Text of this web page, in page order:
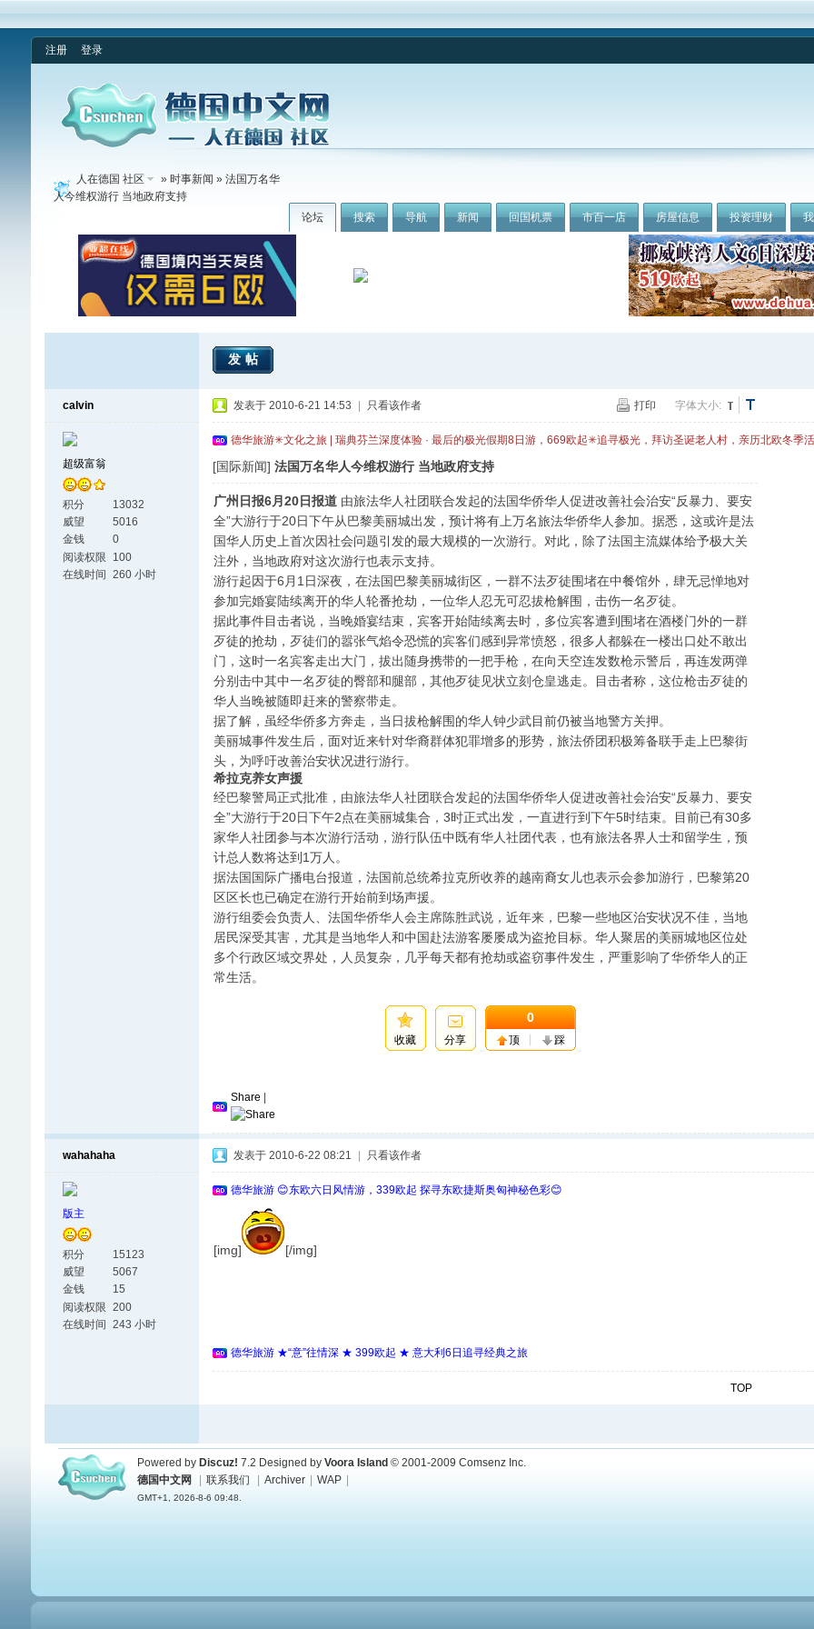
注册 登录
论坛 搜索 导航 新闻 回国机票 市百一店 房屋信息 投资理财
人在德国 社区 » 时事新闻 » 法国万名华
人今维权游行 当地政府支持
发帖
calvin
超级富翁
积分
13032
威望
5016
金钱
0
阅读权限
100
在线时间 260 小时
打印 字体大小:
发表于 2010-6-21 14:53 只看该作者
德华旅游✳文化之旅 | 瑞典芬兰深度体验 · 最后的极光假期8日游，669欧起✳追寻极光，拜访圣诞老人村，亲历北欧冬季
[国际新闻] 法国万名华人今维权游行 当地政府支持
广州日报6月20日报道由旅法华人社团联合发起的法国华侨华人促进改善社会治安“反暴力、要安
全”大游行于20日下午从巴黎美丽城出发，预计将有上万名旅法华侨华人参加。据悉，这或许是法
国华人历史上首次因社会问题引发的最大规模的一次游行。对此，除了法国主流媒体给予极大关
注外，当地政府对这次游行也表示支持。
游行起因于6月1日深夜，在法国巴黎美丽城街区，一群不法歹徒围堵在中餐馆外，肆无忌惮地对
参加完婚宴陆续离开的华人轮番抢劫，一位华人忍无可忍拔枪解围，击伤一名歹徒。
据此事件目击者说，当晚婚宴结束，宾客开始陆续离去时，多位宾客遭到围堵在酒楼门外的一群
歹徒的抢劫，歹徒们的嚣张气焰令恐慌的宾客们感到异常愤怒，很多人都躲在一楼出口处不敢出
门，这时一名宾客走出大门，拔出随身携带的一把手枪，在向天空连发数枪示警后，再连发两弹
分别击中其中一名歹徒的臀部和腿部，其他歹徒见状立刻仓皇逃走。目击者称，这位枪击歹徒的
华人当晚被随即赶来的警察带走。
据了解，虽经华侨多方奔走，当日拔枪解围的华人钟少武目前仍被当地警方关押。
美丽城事件发生后，面对近来针对华裔群体犯罪增多的形势，旅法侨团积极筹备联手走上巴黎街
头，为呼吁改善治安状况进行游行。
希拉克养女声援
经巴黎警局正式批准，由旅法华人社团联合发起的法国华侨华人促进改善社会治安“反暴力、要安
全”大游行于20日下午2点在美丽城集合，3时正式出发，一直进行到下午5时结束。目前已有30多
家华人社团参与本次游行活动，游行队伍中既有华人社团代表，也有旅法各界人士和留学生，预
计总人数将达到1万人。
据法国国际广播电台报道，法国前总统希拉克所收养的越南裔女儿也表示会参加游行，巴黎第20
区区长也已确定在游行开始前到场声援。
游行组委会负责人、法国华侨华人会主席陈胜武说，近年来，巴黎一些地区治安状况不佳，当地
居民深受其害，尤其是当地华人和中国赴法游客屡屡成为盗抢目标。华人聚居的美丽城地区位处
多个行政区域交界处，人员复杂，几乎每天都有抢劫或盗窃事件发生，严重影响了华侨华人的正
常生活。
收藏 分享
0
顶 踩
Share
wahahaha
版主
积分
15123
威望
5067
金钱
15
阅读权限 200
在线时间 243 小时
发表于 2010-6-22 08:21 只看该作者
德华旅游 😊东欧六日风情游，339欧起 探寻东欧捷斯奥匈神秘色彩😊
[img] [/img]
德华旅游 ★“意”往情深 ★ 399欧起 ★ 意大利6日追寻经典之旅
TOP
Powered by Discuz! 7.2 Designed by Voora Island © 2001-2009 Comsenz Inc.
德国中文网
联系我们 Archiver WAP
GMT+1, 2026-8-6 09:48.